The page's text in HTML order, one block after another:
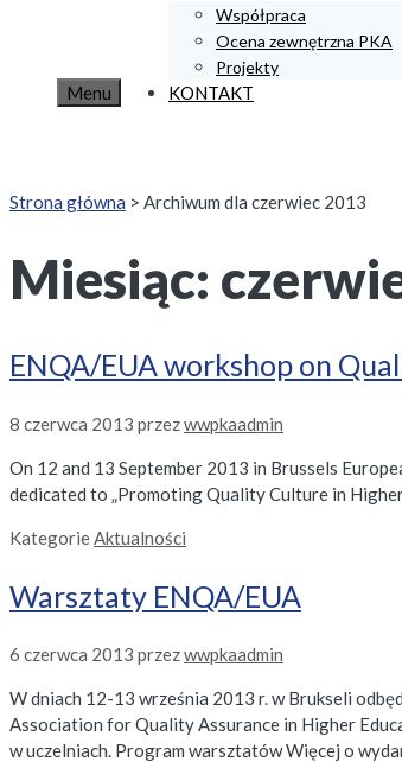
Menu
Współpraca
Ocena zewnętrzna PKA
Projekty
KONTAKT
Strona główna > Archiwum dla czerwiec 2013
Miesiąc:
ENQA/EUA workshop on
8 czerwca 2013 przezwwpkaadmin
On 12 and 13 September 2013 in Brussels
dedicated to „Promoting Quality Culture in
KategorieAktualności
Warsztaty ENQA/EUA
6 czerwca 2013 przezwwpkaadmin
W dniach 12-13 września 2013 r. w Brukseli
Association for Quality Assurance in Higher
w uczelniach. Program warsztatów Więcej o